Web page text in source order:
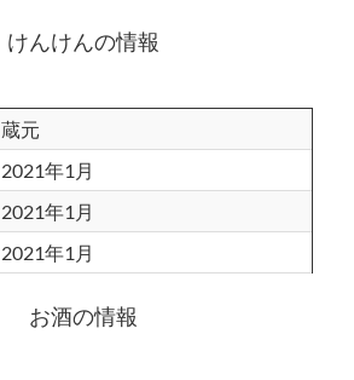
けんけんの情報
蔵元
2021年1月
2021年1月
2021年1月
お酒の情報